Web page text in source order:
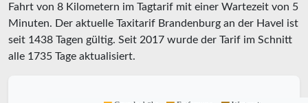
Fahrt von 8 Kilometern im Tagtarif mit einer Wartezeit von 5
Minuten. Der aktuelle Taxitarif Brandenburg an der Havel ist
seit 1438 Tagen gültig. Seit 2017 wurde der Tarif im Schnitt
alle 1735 Tage aktualisiert.